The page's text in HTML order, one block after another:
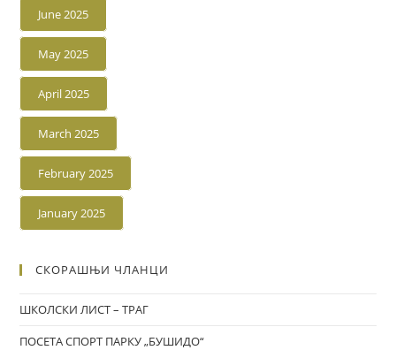
June 2025
May 2025
April 2025
March 2025
February 2025
January 2025
СКОРАШЊИ ЧЛАНЦИ
ШКОЛСКИ ЛИСТ – ТРАГ
ПОСЕТА СПОРТ ПАРКУ „БУШИДО“